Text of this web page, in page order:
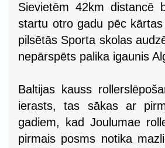
Sievietēm 42km distancē
startu otro gadu pēc
pilsētās Sporta skolas
nepārspēts palika igaunis
Baltijas kauss
ierasts, tas sākas ar
gadiem, kad Joulumae
pirmais posms notika